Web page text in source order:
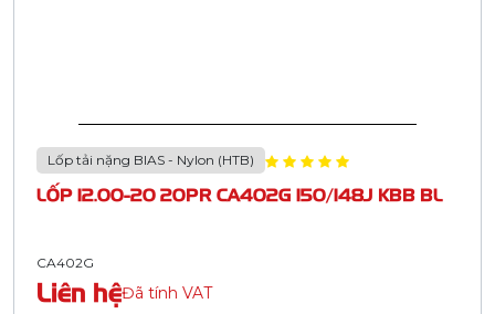
Lốp tải nặng BIAS - Nylon (HTB)
LỐP 12.00-20 20PR CA402G 150/148J KBB BL
CA402G
Liên hệĐã tính VAT